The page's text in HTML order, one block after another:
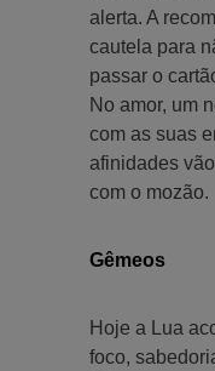
alerta. A
cautela para
passar o
No amor, um
com as suas
afinidades
com o mozão.
Gêmeos
Hoje a Lua
foco,